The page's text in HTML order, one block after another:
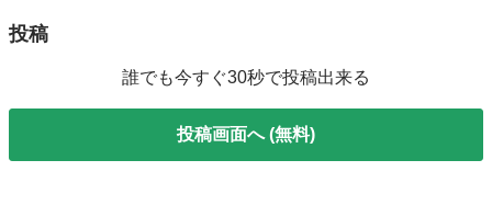
投稿
誰でも今すぐ30秒で投稿出来る
投稿画面へ (無料)